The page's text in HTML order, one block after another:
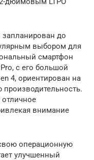
запланирован до
выбором для
смартфон
с его большой
4, ориентирован на
отличное
внимание
операционную
улучшенный